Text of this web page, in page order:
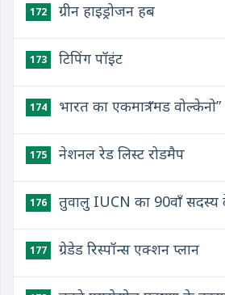
172 ग्रीन हाइड्रोजन हब
173 टिपिंग पॉइंट
174 भारत का एकमात्र “मड वोल्केनो”
175 नेशनल रेड लिस्ट रोडमैप
176 तुवालु IUCN का 90वाँ सदस्य
177 ग्रेडेड रिस्पॉन्स एक्शन प्लान